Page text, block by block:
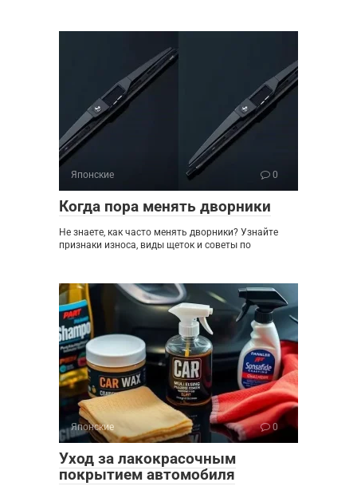
Японские 0
Когда пора менять дворники
Не знаете, как часто менять дворники? Узнайте
признаки износа, виды щеток и советы по
Японские 0
Уход за лакокрасочным
покрытием автомобиля